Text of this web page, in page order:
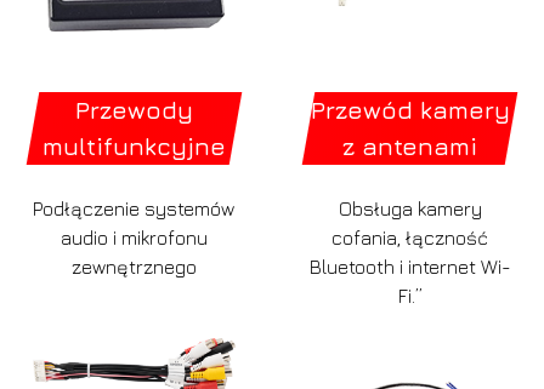
Przewody
multifunkcyjne
Podłączenie systemów
audio i mikrofonu
zewnętrznego
Przewód kamery
z antenami
Obsługa kamery
cofania, łączność
Bluetooth i internet Wi-
Fi.”